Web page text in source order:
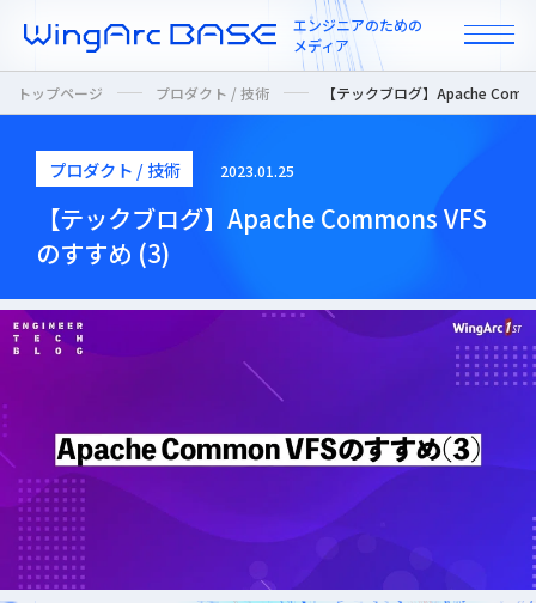
エンジニアのための
メディア
All
インタビュー
カルチャー / 人
ニュース
プロダクト / 技術
採用
トップページ プロダクト / 技術 【テックブログ】Apache
プロダクト / 技術 2023.01.25
【テックブログ】Apache Commons VFS
のすすめ (3)